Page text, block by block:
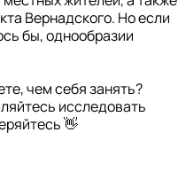
Вернадского. Но если
бы, однообразии
чем себя занять?
исследовать
👋